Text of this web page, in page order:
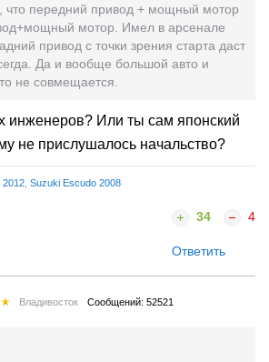
что передний привод + мощный мотор
мотор. Имел в арсенале
привод с точки зрения старта даст
Да и вообще большой авто и
не совмещается.
инженеров? Или ты сам японский
не прислушалось начальство?
2012 Suzuki Escudo 2008
34 4
Ответить
Владивосток Сообщений: 52521